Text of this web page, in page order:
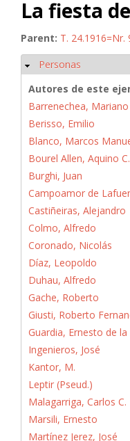
La fiesta
Parent: T. 24.1916=Nr.
Ocultar
Personas
Autores de este
Barrenechea,
Berisso, Emilio
Blanco, Marcos
Bourel Allen, Aquino C.
Burghi, Juan
Campoamor de
Castiñeiras, Alejandro
Colmo, Alfredo
Coronado, Nicolás
Díaz, Leopoldo
Duhau, Alfredo
Gache, Roberto
Giusti, Roberto
Guardia, Ernesto de la
Ingenieros, José
Kantor, M.
Leptir (Pseud.)
Malagarriga, Carlos C.
Marsili, Ernesto
Martínez Jerez, José